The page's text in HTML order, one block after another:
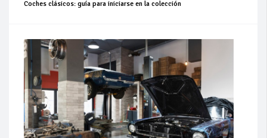
Coches clásicos: guía para iniciarse en la colección